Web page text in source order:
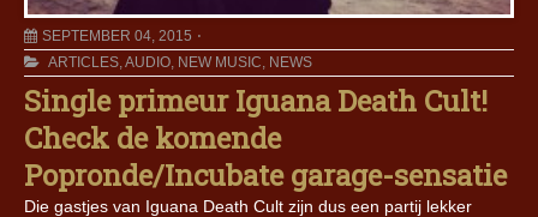
SEPTEMBER 04, 2015
ARTICLES AUDIO NEW MUSIC NEWS
Single primeur Iguana Death Cult!
Check de komende
Popronde/Incubate garage-sensatie
Die gastjes van Iguana Death Cult zijn dus een partij lekker